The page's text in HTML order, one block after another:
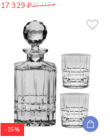
17 329 ₽20 318 ₽
-15%